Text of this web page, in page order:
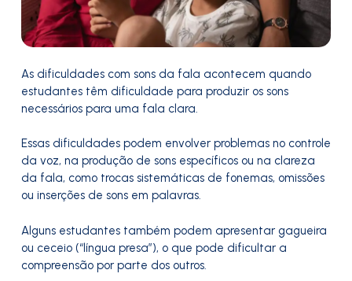
As dificuldades com sons da fala acontecem quando
estudantes têm dificuldade para produzir os sons
necessários para uma fala clara.
Essas dificuldades podem envolver problemas no controle
da voz, na produção de sons específicos ou na clareza
da fala, como trocas sistemáticas de fonemas, omissões
ou inserções de sons em palavras.
Alguns estudantes também podem apresentar gagueira
ou ceceio (“língua presa”), o que pode dificultar a
compreensão por parte dos outros.